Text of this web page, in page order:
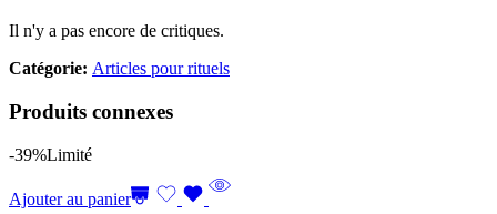
Il n'y a pas encore de critiques.
Catégorie: Articles pour rituels
Produits connexes
-39%Limité
Ajouter au panier